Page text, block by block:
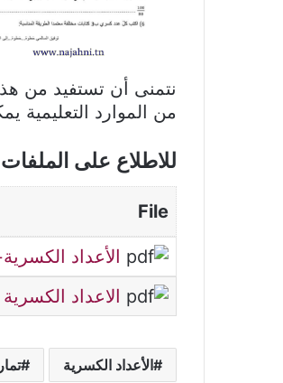
نتمنى أن تستفيد من
من الموارد التعليمية
للاطلاع على
File
الأعداد
الاعداد
الأعداد الكسرية